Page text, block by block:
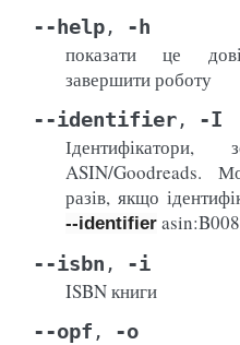
--help , -h
показати це
завершити роботу
--identifier , -I
Ідентифікатори,
ASIN/Goodreads.
разів, якщо
--identifier
--isbn , -i
ISBN книги
--opf , -o